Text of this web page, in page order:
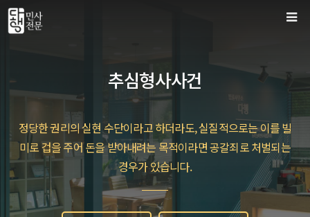
컨
텐
추심형사사건
정당한 권리의 실현 수단이라고 하더라도, 실질적으로는 이를 빌
미로 겁을 주어 돈을 받아내려는 목적이라면 공갈죄로 처벌되는
경우가 있습니다.